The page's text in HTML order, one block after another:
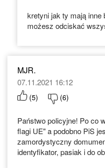
kretyni jak ty mają inne
możesz odciskać
MJR.
07.11.2021 16:12
(5) (6)
Państwo policyjne! Po co
flagi UE" a podobno PiS
zamordystyczny
identyfikator, pasiak i do